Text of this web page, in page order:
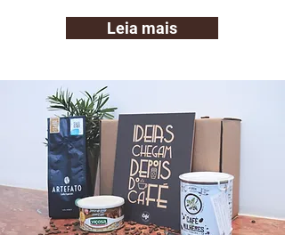
Leia mais